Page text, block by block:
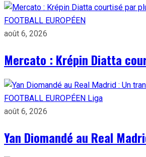
FOOTBALL EUROPÉEN
août 6, 2026
Mercato : Krépin Diatta
FOOTBALL EUROPÉEN Liga
août 6, 2026
Yan Diomandé au Real